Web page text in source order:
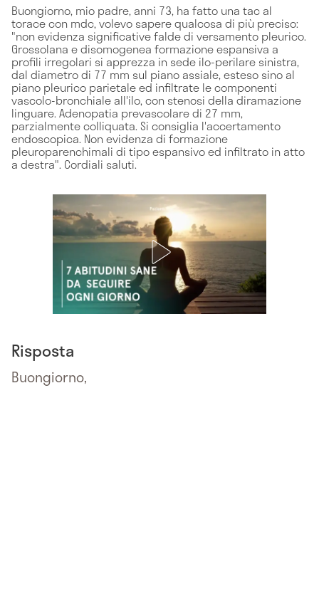
Buongiorno, mio padre, anni 73, ha fatto una tac al
torace con mdc, volevo sapere qualcosa di più preciso:
"non evidenza significative falde di versamento pleurico.
Grossolana e disomogenea formazione espansiva a
profili irregolari si apprezza in sede ilo-perilare sinistra,
dal diametro di 77 mm sul piano assiale, esteso sino al
piano pleurico parietale ed infiltrate le componenti
vascolo-bronchiale all'ilo, con stenosi della diramazione
linguare. Adenopatia prevascolare di 27 mm,
parzialmente colliquata. Si consiglia l'accertamento
endoscopica. Non evidenza di formazione
pleuroparenchimali di tipo espansivo ed infiltrato in atto
a destra". Cordiali saluti.
Risposta
Buongiorno,